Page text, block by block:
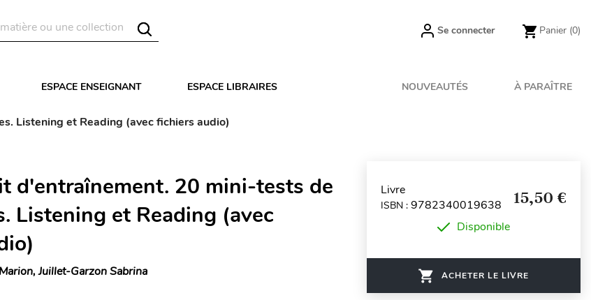
Se connecter Panier (0)
ESPACE ENSEIGNANT ESPACE LIBRAIRES NOUVEAUTÉS À PARAÎTRE
Listening et Reading (avec fichiers audio)
d'entraînement. 20 mini-tests de
Listening et Reading (avec
Juillet-Garzon Sabrina
Livre
ISBN : 9782340019638 15,50 €
Disponible
ACHETER LE LIVRE